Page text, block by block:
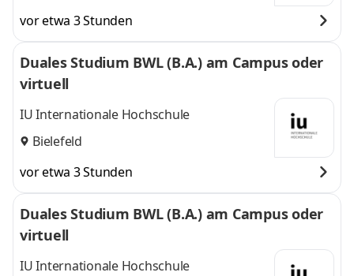
vor etwa 3 Stunden
Duales Studium BWL (B.A.) am Campus oder
virtuell
IU Internationale Hochschule
Bielefeld
vor etwa 3 Stunden
Duales Studium BWL (B.A.) am Campus oder
virtuell
IU Internationale Hochschule